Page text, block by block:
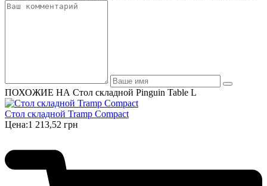
ПОХОЖИЕ НА Стол складной Pinguin Table L
Стол складной Tramp Compact
Цена:1 213,52 грн